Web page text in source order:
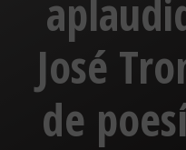
José
de